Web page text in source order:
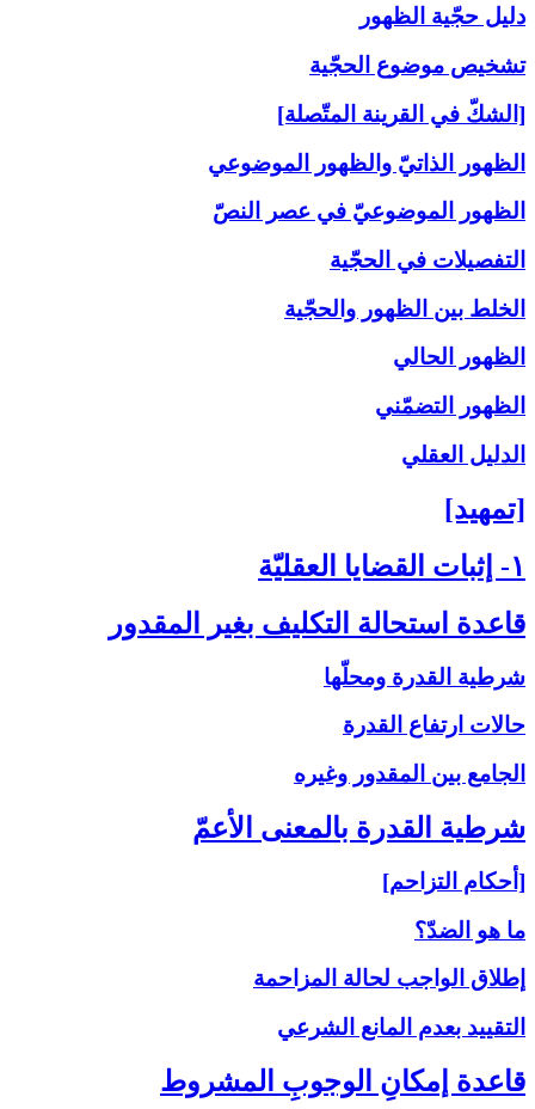
دليل حجّية الظهور
تشخيص موضوع الحجّية
[الشكّ في القرينة المتّصلة]
الظهور الذاتيّ والظهور الموضوعي
الظهور الموضوعيّ في عصر النصّ
التفصيلات في الحجّية
الخلط بين الظهور والحجّية
الظهور الحالي
الظهور التضمّني
الدليل العقلي
[تمهيد]
۱- إثبات القضايا العقليّة
قاعدة استحالة التكليف بغير المقدور
شرطية القدرة ومحلّها
حالات ارتفاع القدرة
الجامع بين المقدور وغيره
شرطية القدرة بالمعنى‏ الأعمّ‏
[أحكام التزاحم]
ما هو الضدّ؟
إطلاق الواجب لحالة المزاحمة
التقييد بعدم المانع الشرعي
قاعدة إمكانِ الوجوبِ المشروط